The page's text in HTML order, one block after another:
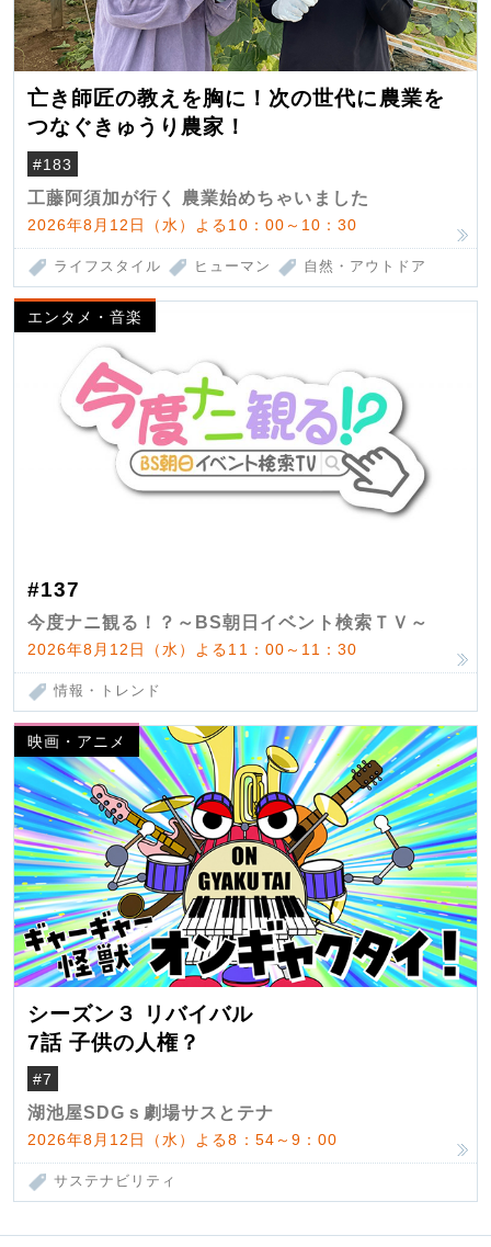
亡き師匠の教えを胸に！次の世代に農業を
つなぐきゅうり農家！
#183
工藤阿須加が行く 農業始めちゃいました
2026年8月12日（水）よる10：00～10：30
ライフスタイル ヒューマン 自然・アウトドア
エンタメ・音楽
#137
今度ナニ観る！？～BS朝日イベント検索ＴＶ～
2026年8月12日（水）よる11：00～11：30
情報・トレンド
映画・アニメ
シーズン３ リバイバル
7話 子供の人権？
#7
湖池屋SDGｓ劇場サスとテナ
2026年8月12日（水）よる8：54～9：00
サステナビリティ